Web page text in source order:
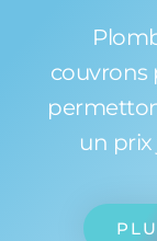
couvrons
un prix